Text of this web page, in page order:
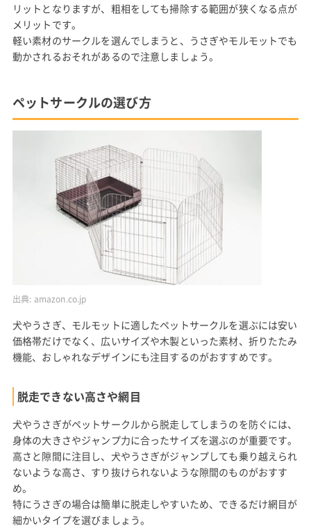
リットとなりますが、粗相をしても掃除する範囲が狭くなる点が
メリットです。
軽い素材のサークルを選んでしまうと、うさぎやモルモットでも
動かされるおそれがあるので注意しましょう。
ペットサークルの選び方
出典: amazon.co.jp
犬やうさぎ、モルモットに適したペットサークルを選ぶには安い
価格帯だけでなく、広いサイズや木製といった素材、折りたたみ
機能、おしゃれなデザインにも注目するのがおすすめです。
脱走できない高さや網目
犬やうさぎがペットサークルから脱走してしまうのを防ぐには、
身体の大きさやジャンプ力に合ったサイズを選ぶのが重要です。
高さと隙間に注目し、犬やうさぎがジャンプしても乗り越えられ
ないような高さ、すり抜けられないような隙間のものがおすす
め。
特にうさぎの場合は簡単に脱走しやすいため、できるだけ網目が
細かいタイプを選びましょう。